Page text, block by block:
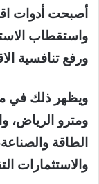
أصبحت أدوات
واستقطاب
ورفع تنافسية
ويظهر ذلك في
ومترو الرياض،
الطاقة
والاستثمارات